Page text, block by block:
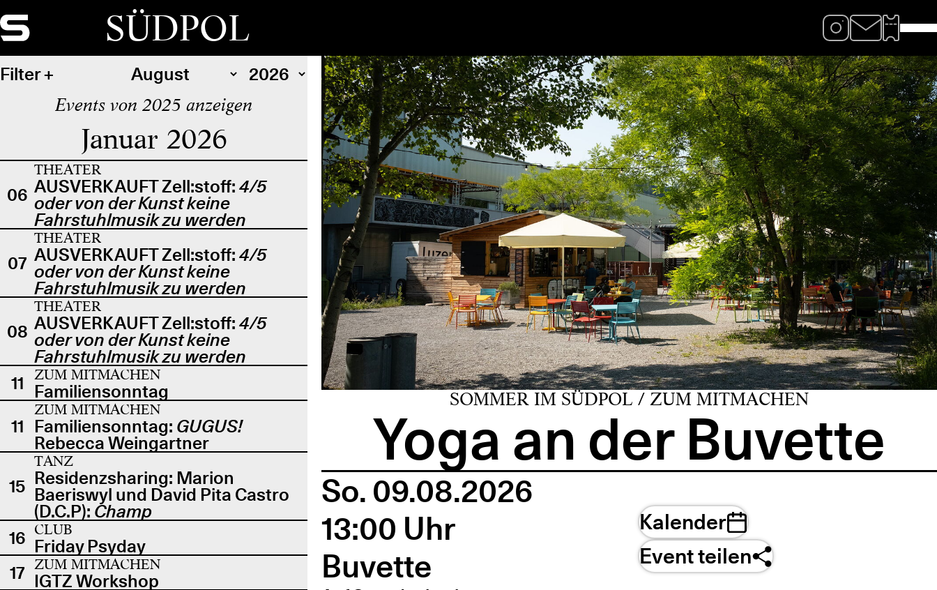
SÜDPOL
Filter
Events von 2025 anzeigen
Januar 2026
06
THEATER
AUSVERKAUFT Zell:stoff: 4/5
oder von der Kunst keine
Fahrstuhlmusik zu werden
07
THEATER
AUSVERKAUFT Zell:stoff: 4/5
oder von der Kunst keine
Fahrstuhlmusik zu werden
08
THEATER
AUSVERKAUFT Zell:stoff: 4/5
oder von der Kunst keine
Fahrstuhlmusik zu werden
11
ZUM MITMACHEN
Familiensonntag
11
ZUM MITMACHEN
Familiensonntag: GUGUS!
Rebecca Weingartner
15
TANZ
Residenzsharing: Marion
Baeriswyl und David Pita Castro
(D.C.P): Champ
16 CLUB
Friday Psyday
17 ZUM MITMACHEN
IGTZ Workshop
SOMMER IM SÜDPOL / ZUM MITMACHEN
Yoga an der Buvette
So. 09.08.2026
13:00 Uhr
Buvette
Kalender
Event teilen